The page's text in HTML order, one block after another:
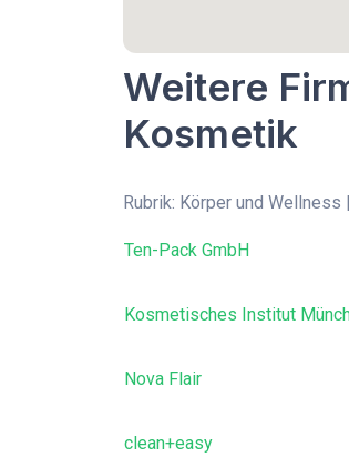
Weitere
Kosmetik
Rubrik: Körper und Wellness
Ten-Pack GmbH
Kosmetisches Institut
Nova Flair
clean+easy